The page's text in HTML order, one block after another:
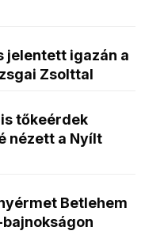
jelentett igazán a
Zsolttal
tőkeérdek
nézett a Nyílt
Betlehem